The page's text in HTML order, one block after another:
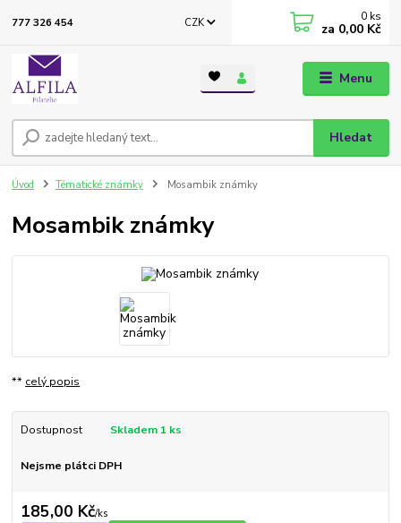
Menu
CZK
Hledat
777 326 454 0 ks
za 0,00 Kč
Úvod Tématické známky Mosambik známky
Mosambik známky
** celý popis
Dostupnost Skladem 1 ks
Nejsme plátci DPH
185,00 Kč/ks